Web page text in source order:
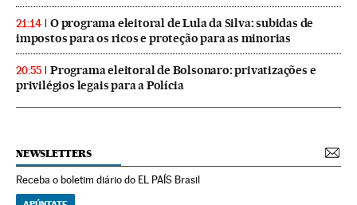
21:14
O programa eleitoral de Lula da Silva: subidas de
impostos para os ricos e proteção para as minorias
20:55
Programa eleitoral de Bolsonaro: privatizações e
privilégios legais para a Polícia
NEWSLETTERS
Receba o boletim diário do EL PAÍS Brasil